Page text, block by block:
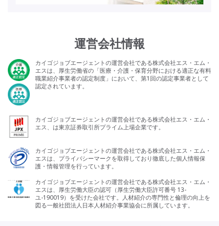
運営会社情報
カイゴジョブエージェントの運営会社である株式会社エス・エム・
エスは、厚生労働省の「医療・介護・保育分野における適正な有料
職業紹介事業者の認定制度」において、第1回の認定事業者として
認定されています。
カイゴジョブエージェントの運営会社である株式会社エス・エム・
エス、は東京証券取引所プライム上場企業です。
カイゴジョブエージェントの運営会社である株式会社エス・エム・
エスは、プライバシーマークを取得しており徹底した個人情報保
護・情報管理を行っています。
カイゴジョブエージェントの運営会社である株式会社エス・エム・
エスは、厚生労働大臣の認可（厚生労働大臣許可番号 13-
ユ-190019）を受けた会社です。人材紹介の専門性と倫理の向上を
図る一般社団法人日本人材紹介事業協会に所属しています。